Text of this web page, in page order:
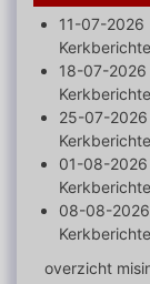
11-07-2026
18-07-2026
25-07-2026
01-08-2026
08-08-2026
overzicht